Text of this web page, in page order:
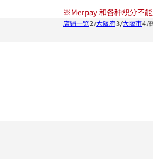
※Merpay 和各种积分不
店铺一览 大阪府 大阪市